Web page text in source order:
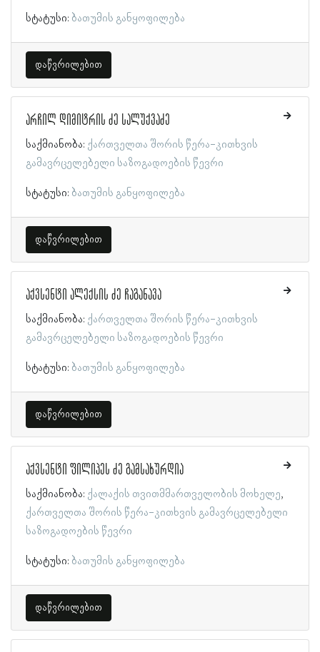
სტატუსი: ბათუმის განყოფილება
დაწვრილებით
არჩილ დიმიტრის ძე სალუქვაძე
საქმიანობა: ქართველთა შორის წერა-კითხვის
გამავრცელებელი საზოგადოების წევრი
სტატუსი: ბათუმის განყოფილება
დაწვრილებით
აქვსენტი ალექსის ძე ჩაგანავა
საქმიანობა: ქართველთა შორის წერა-კითხვის
გამავრცელებელი საზოგადოების წევრი
სტატუსი: ბათუმის განყოფილება
დაწვრილებით
აქვსენტი ფილიპეს ძე გამსახურდია
საქმიანობა: ქალაქის თვითმმართველობის მოხელე
ქართველთა შორის წერა-კითხვის გამავრცელებელი
საზოგადოების წევრი
სტატუსი: ბათუმის განყოფილება
დაწვრილებით